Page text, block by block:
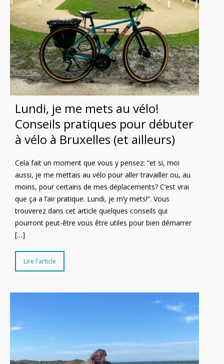
Lundi, je me mets au vélo!
Conseils pratiques pour débuter
à vélo à Bruxelles (et ailleurs)
Cela fait un moment que vous y pensez: “et si, moi
aussi, je me mettais au vélo pour aller travailler ou, au
moins, pour certains de mes déplacements? C’est vrai
que ça a l’air pratique. Lundi, je m’y mets!”. Vous
trouverez dans cet article quelques conseils qui
pourront peut-être vous être utiles pour bien démarrer
[…]
Lire l'article